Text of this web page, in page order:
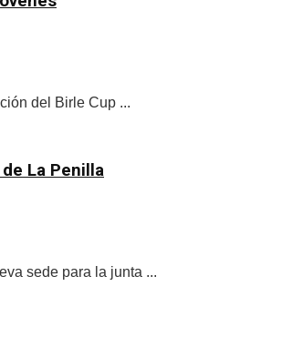
del Birle Cup ...
La Penilla
sede para la junta ...